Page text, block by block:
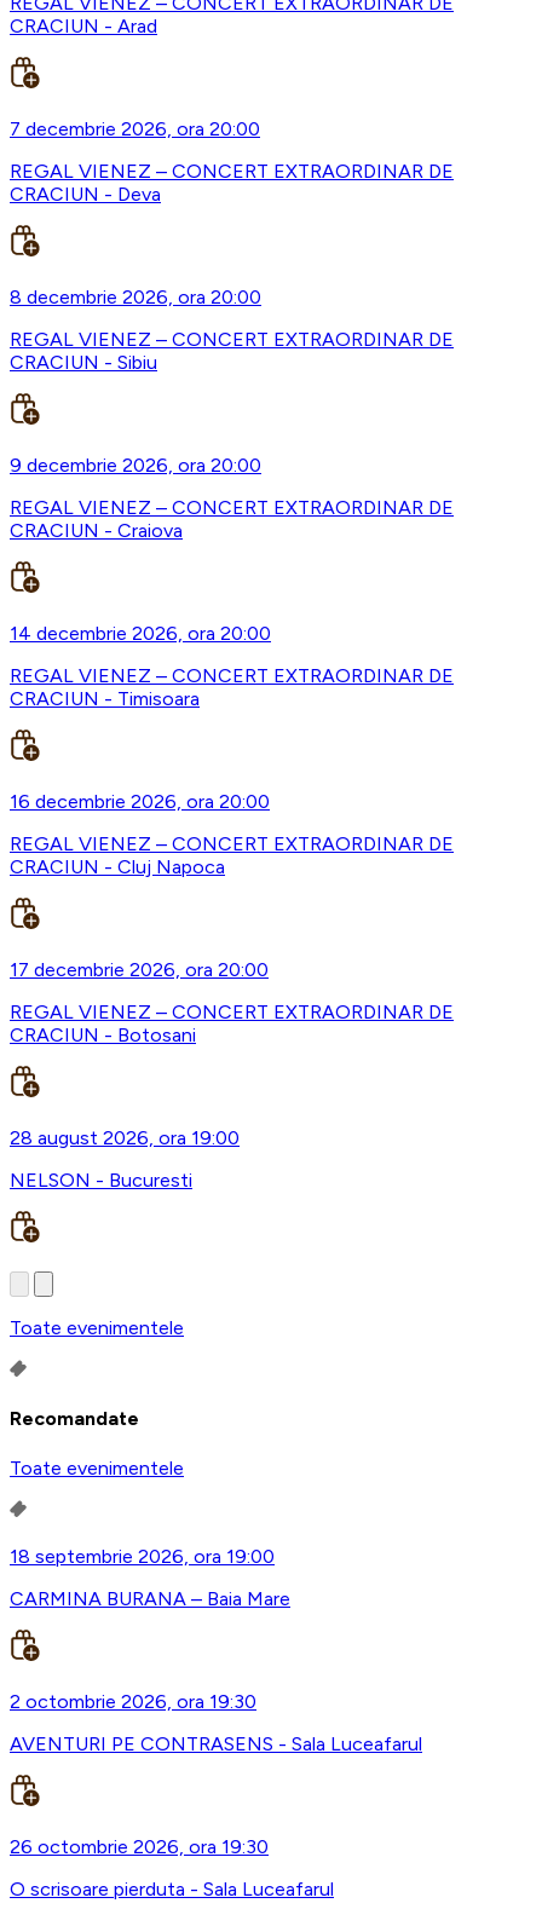
CRACIUN - Arad
7 decembrie 2026, ora 20:00
REGAL VIENEZ – CONCERT EXTRAORDINAR DE
CRACIUN - Deva
8 decembrie 2026, ora 20:00
REGAL VIENEZ – CONCERT EXTRAORDINAR DE
CRACIUN - Sibiu
9 decembrie 2026, ora 20:00
REGAL VIENEZ – CONCERT EXTRAORDINAR DE
CRACIUN - Craiova
14 decembrie 2026, ora 20:00
REGAL VIENEZ – CONCERT EXTRAORDINAR DE
CRACIUN - Timisoara
16 decembrie 2026, ora 20:00
REGAL VIENEZ – CONCERT EXTRAORDINAR DE
CRACIUN - Cluj Napoca
17 decembrie 2026, ora 20:00
REGAL VIENEZ – CONCERT EXTRAORDINAR DE
CRACIUN - Botosani
28 august 2026, ora 19:00
NELSON - Bucuresti
Toate evenimentele
Recomandate
Toate evenimentele
18 septembrie 2026, ora 19:00
CARMINA BURANA – Baia Mare
2 octombrie 2026, ora 19:30
AVENTURI PE CONTRASENS - Sala Luceafarul
26 octombrie 2026, ora 19:30
O scrisoare pierduta - Sala Luceafarul